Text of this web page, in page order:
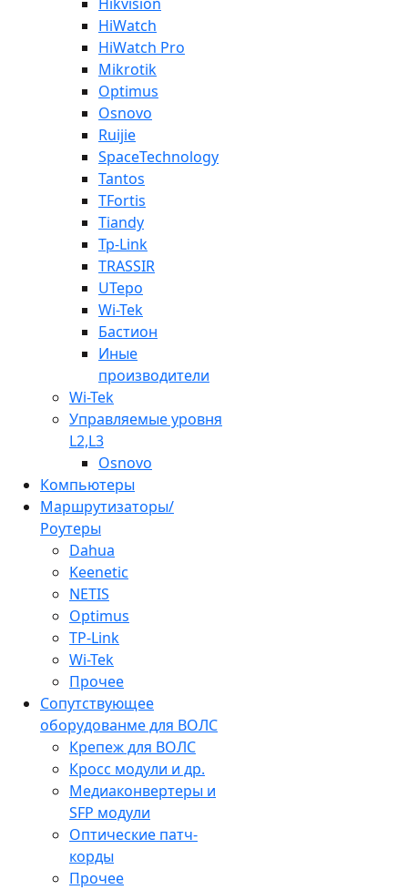
HiWatch
HiWatch Pro
Mikrotik
Optimus
Osnovo
Ruijie
SpaceTechnology
Tantos
TFortis
Tiandy
Tp-Link
TRASSIR
UTepo
Wi-Tek
Бастион
Иные
производители
Wi-Tek
Управляемые уровня
L2,L3
Osnovo
Компьютеры
Маршрутизаторы/
Роутеры
Dahua
Keenetic
NETIS
Optimus
TP-Link
Wi-Tek
Прочее
Сопутствующее
оборудованме для ВОЛС
Крепеж для ВОЛС
Кросс модули и др.
Медиаконвертеры и
SFP модули
Оптические патч-
корды
Прочее